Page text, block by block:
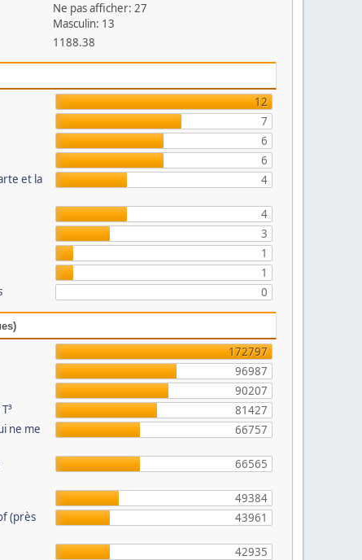
Ne pas afficher: 27
Masculin: 13
1188.38
12
7
6
6
et la
4
4
3
1
1
0
172797
96987
90207
81427
ne me
66757
66565
49384
(près
43961
42935